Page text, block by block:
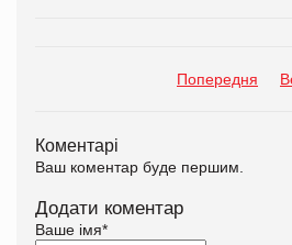
Попередня
Коментарі
Ваш коментар буде першим.
Додати коментар
Ваше імя*